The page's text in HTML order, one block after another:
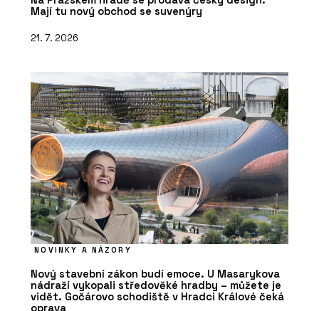
Mají tu nový obchod se suvenýry
21. 7. 2026
NOVINKY A NÁZORY
Nový stavební zákon budí emoce. U Masarykova
nádraží vykopali středověké hradby – můžete je
vidět. Gočárovo schodiště v Hradci Králové čeká
oprava